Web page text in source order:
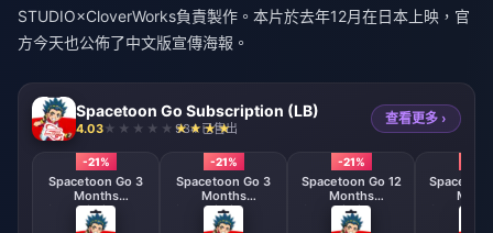
STUDIO×CloverWorks負責製作。本片於去年12月在日本上映，官
方今天也公佈了中文版宣傳海報。
Spacetoon Go Subscription (LB)
4.03 934 已售出
查看更多 ›
-21%
Spacetoon Go 3
Months
Subscription LBP
-21%
Spacetoon Go 3
Months
Subscription LBP
-21%
Spacetoon Go 12
Months
Subscription LBP